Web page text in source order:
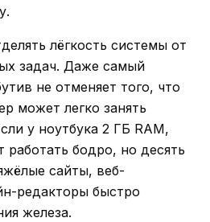
лёгкость системы от
задач. Даже самый
не отменяет того, что
может легко занять
у ноутбука 2 ГБ RAM,
бодро, но десять
сайты, веб-
редакторы быстро
железа.